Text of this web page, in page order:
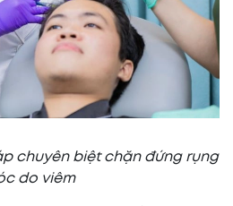
chuyên biệt chặn đứng rụng
do viêm